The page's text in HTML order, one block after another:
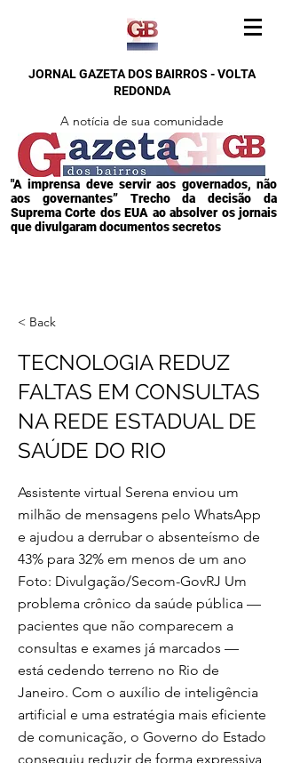
JORNAL GAZETA DOS BAIRROS - VOLTA
REDONDA
A notícia de sua comunidade
"A imprensa deve servir aos governados, não
aos governantes” Trecho da decisão da
Suprema Corte dos EUA ao absolver os jornais
que divulgaram documentos secretos
< Back
TECNOLOGIA REDUZ
FALTAS EM CONSULTAS
NA REDE ESTADUAL DE
SAÚDE DO RIO
Assistente virtual Serena enviou um
milhão de mensagens pelo WhatsApp
e ajudou a derrubar o absenteísmo de
43% para 32% em menos de um ano
Foto: Divulgação/Secom-GovRJ Um
problema crônico da saúde pública —
pacientes que não comparecem a
consultas e exames já marcados —
está cedendo terreno no Rio de
Janeiro. Com o auxílio de inteligência
artificial e uma estratégia mais eficiente
de comunicação, o Governo do Estado
conseguiu reduzir de forma expressiva